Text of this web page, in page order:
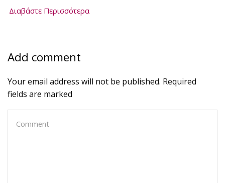
Διαβάστε Περισσότερα
Add comment
Your email address will not be published. Required
fields are marked